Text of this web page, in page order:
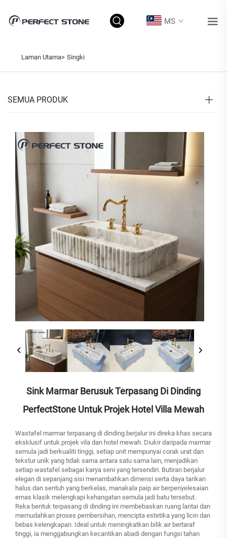
MS
Laman Utama> Singki
SEMUA PRODUK
Sink Marmar Berusuk Terpasang Di Dinding
PerfectStone Untuk Projek Hotel Villa Mewah
Wastafel marmar terpasang di dinding berjalur ini direka khas secara
eksklusif untuk projek vila dan hotel mewah. Diukir daripada marmar
semula jadi berkualiti tinggi, setiap unit mempunyai corak urat dan
tekstur unik yang tidak sama antara satu sama lain, menjadikan
setiap wastafel sebagai karya seni yang tersendiri. Butiran berjalur
elegan di sepanjang sisi menambahkan dimensi serta daya tarikan
halus dan sentuh yang berkelas, manakala paip air berpenyelesaian
emas klasik melengkapi kehangatan semula jadi batu tersebut.
Reka bentuk terpasang di dinding ini membebaskan ruang lantai dan
memudahkan proses pembersihan, mencipta estetika yang licin dan
bebas kelengkapan. Ideal untuk meningkatkan bilik air bertaraf
tinggi, ia menggabungkan kecantikan abadi dengan fungsi tahan